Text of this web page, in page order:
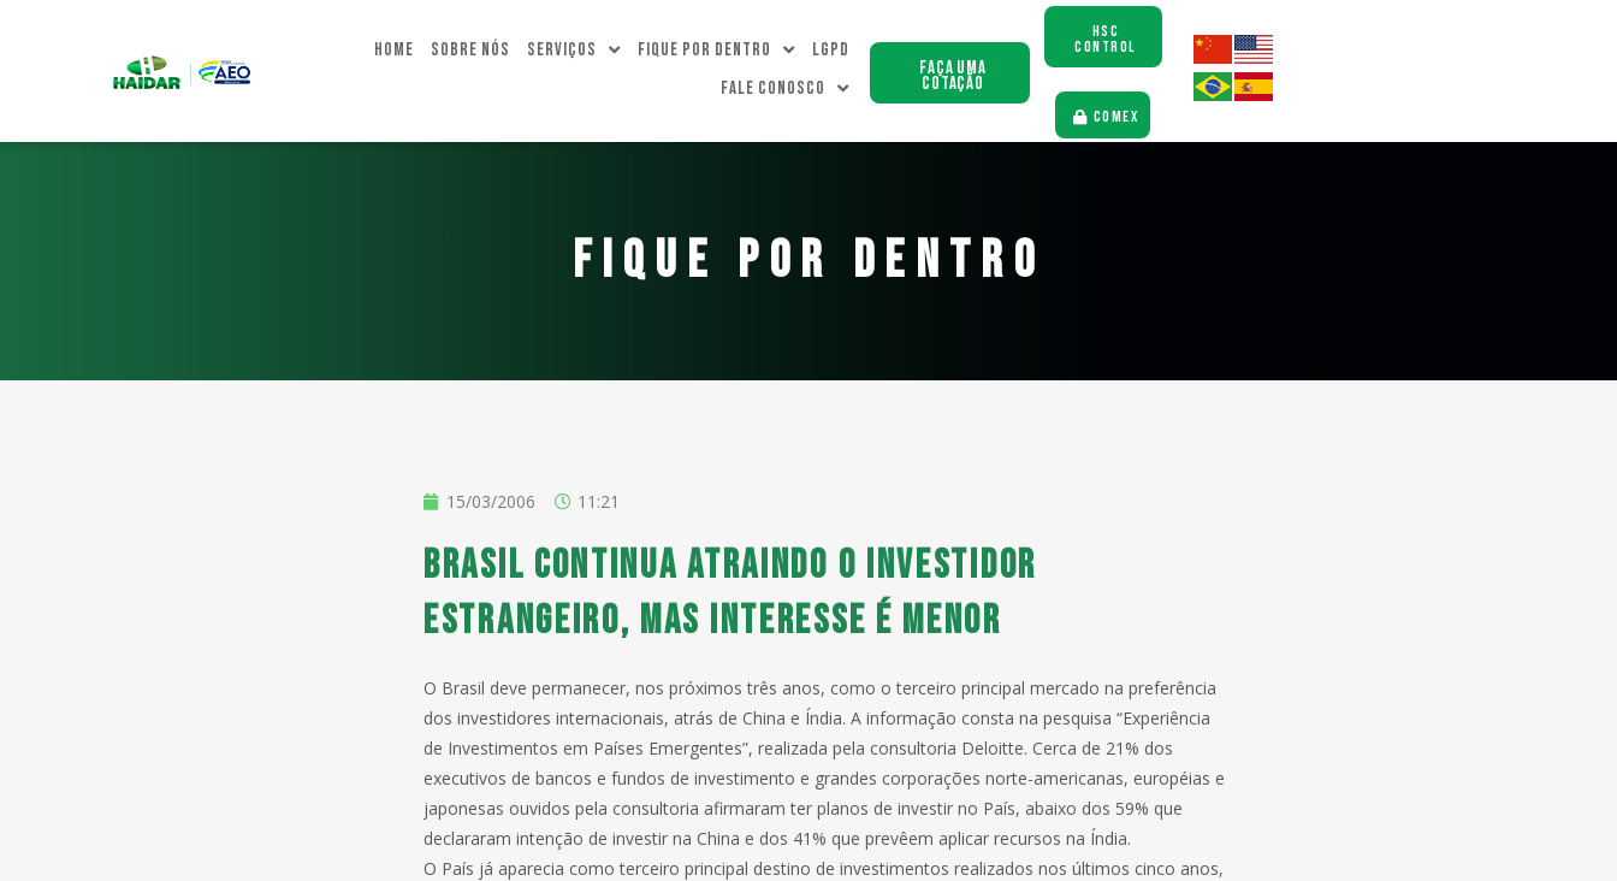
Home Sobre Nós Serviços Fique Por dentro
LGPD
Fale Conosco
Faça uma
Cotação
HSC
CONTROL
COMEX
FIQUE POR DENTRO
15/03/2006 11:21
Brasil continua atraindo o investidor
estrangeiro, mas interesse é menor
O Brasil deve permanecer, nos próximos três anos, como o terceiro principal mercado na preferência
dos investidores internacionais, atrás de China e Índia. A informação consta na pesquisa “Experiência
de Investimentos em Países Emergentes”, realizada pela consultoria Deloitte. Cerca de 21% dos
executivos de bancos e fundos de investimento e grandes corporações norte-americanas, européias e
japonesas ouvidos pela consultoria afirmaram ter planos de investir no País, abaixo dos 59% que
declararam intenção de investir na China e dos 41% que prevêem aplicar recursos na Índia.
O País já aparecia como terceiro principal destino de investimentos realizados nos últimos cinco anos,